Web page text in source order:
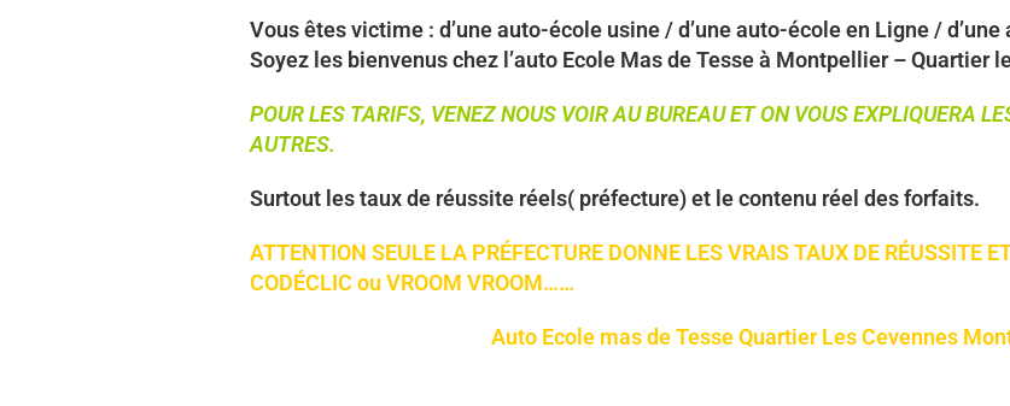
Vous êtes victime : d’une auto-école usine / d’une auto-école en Ligne /
Soyez les bienvenus chez l’auto Ecole Mas de Tesse à Montpellier – Quartier
POUR LES TARIFS, VENEZ NOUS VOIR AU BUREAU ET ON VOUS EXPLIQUERA
AUTRES.
Surtout les taux de réussite réels( préfecture) et le contenu réel des forfaits.
ATTENTION SEULE LA PRÉFECTURE DONNE LES VRAIS TAUX DE RÉUSSITE
CODÉCLIC ou VROOM VROOM……
Auto Ecole mas de Tesse Quartier Les Cevennes